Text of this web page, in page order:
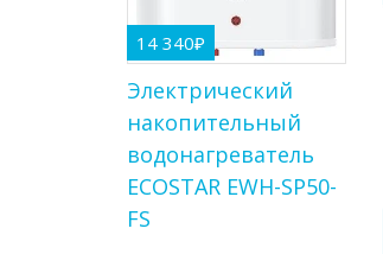
14 340₽
Электрический
накопительный
водонагреватель
ECOSTAR EWH-SP50-
FS